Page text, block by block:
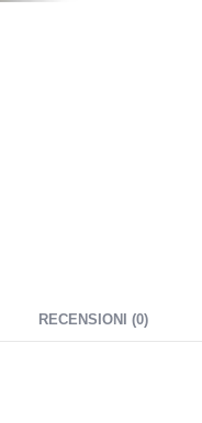
RECENSIONI (0)